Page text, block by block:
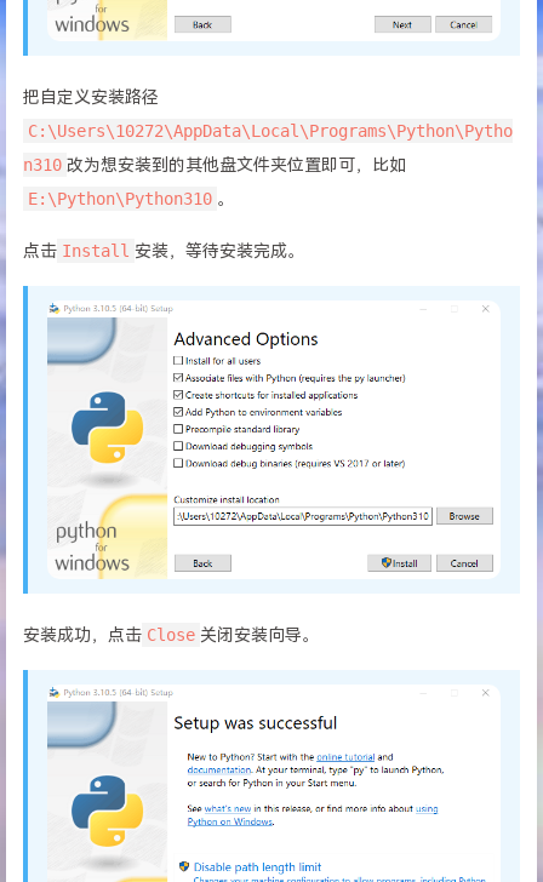
把自定义安装路径
C:\Users\10272\AppData\Local\Programs\Python\Pytho
n310 改为想安装到的其他盘文件夹位置即可，比如
E:\Python\Python310 。
点击 Install 安装，等待安装完成。
安装成功，点击 Close 关闭安装向导。